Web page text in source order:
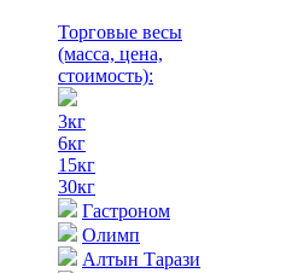
Торговые весы
(масса, цена,
стоимость):
3кг
6кг
15кг
30кг
Гастроном
Олимп
Алтын Тарази